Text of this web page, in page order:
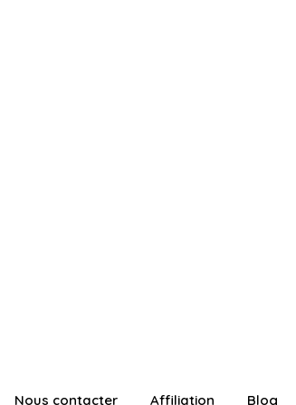
Nous contacter Affiliation Blog